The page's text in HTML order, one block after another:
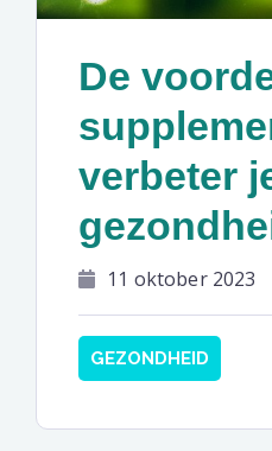
De
verbeter
11 oktober 2023
GEZONDHEID